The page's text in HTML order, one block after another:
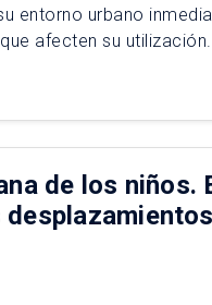
entorno urbano
afecten su
de los niños.